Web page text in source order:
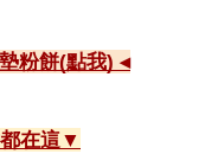
粉餅(點我) ◂
在這▼